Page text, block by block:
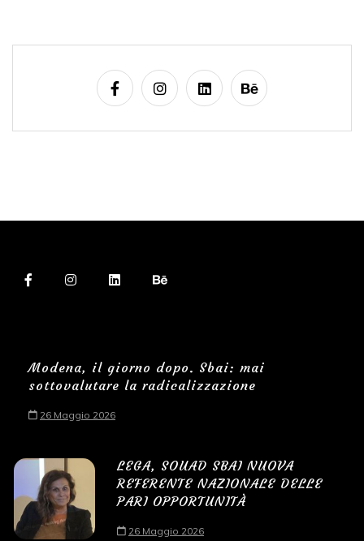
Modena, il giorno dopo. Sbai: mai
sottovalutare la radicalizzazione
26 Maggio 2026
LEGA, SOUAD SBAI NUOVA
REFERENTE NAZIONALE DELLE
PARI OPPORTUNITÀ
26 Maggio 2026